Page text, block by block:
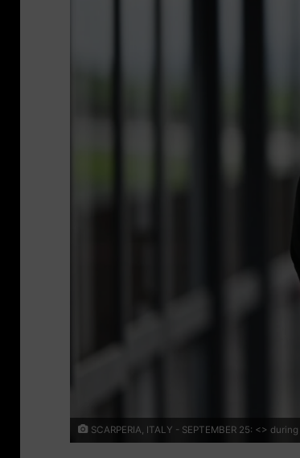
SCARPERIA, ITALY - SEPTEMBER 25: <>